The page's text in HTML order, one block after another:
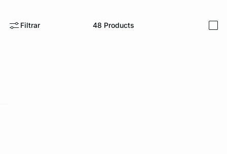
Filtrar 48 Products